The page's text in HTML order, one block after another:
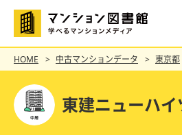
HOME 中古マンションデータ 東京都
東建ニューハ